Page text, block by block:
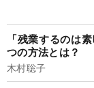
「残業するのは
つの方法とは？
木村聡子